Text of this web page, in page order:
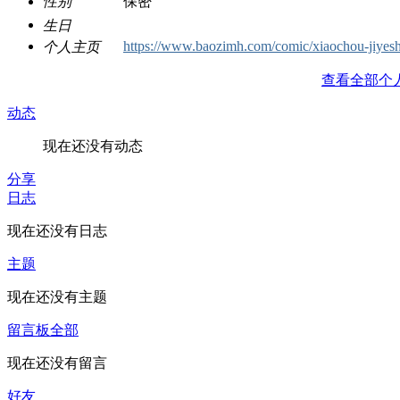
生日
个人主页
https://www.baozimh.com/comic/xiaochou-
查看全部个
动态
现在还没有动态
分享
日志
现在还没有日志
主题
现在还没有主题
留言板全部
现在还没有留言
好友